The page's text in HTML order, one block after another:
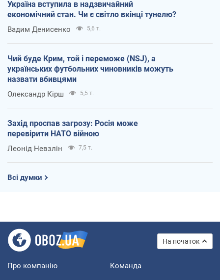
Україна вступила в надзвичайний
економічний стан. Чи є світло вкінці тунелю?
Вадим Денисенко 5,6 т.
Чий буде Крим, той і переможе (NSJ), а
українських футбольних чиновників можуть
назвати вбивцями
Олександр Кірш 5,5 т.
Захід проспав загрозу: Росія може
перевірити НАТО війною
Леонід Невзлін 7,5 т.
Всі думки
На початок
Про компанію Команда